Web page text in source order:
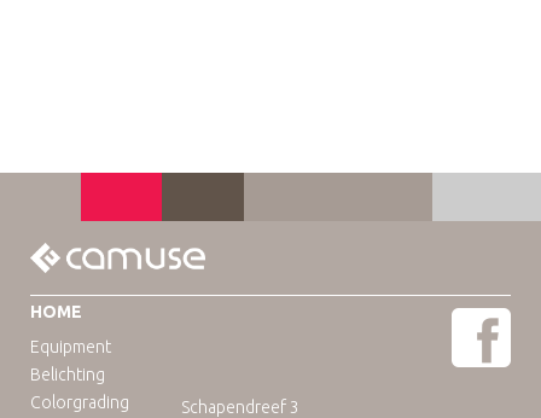
HOME
Equipment
Belichting
Colorgrading
Schapendreef 3